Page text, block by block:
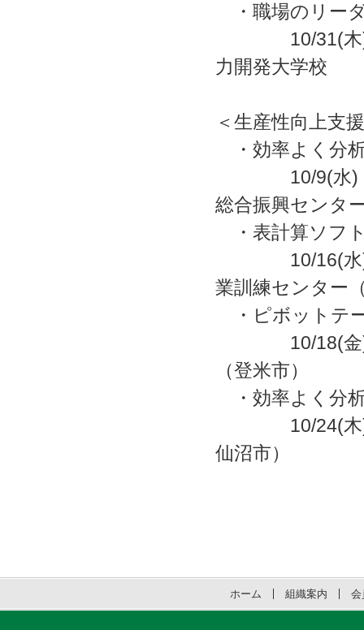
・職場のリー
10/31(
力開発大学校
＜生産性向上支
・効率よく分
10/9(
総合振興センタ
・表計算ソフ
10/16(水
業訓練センター
・ピボットテ
10/18(
（登米市）
・効率よく分
10/24(
仙沼市）
ホーム 組織案内 会